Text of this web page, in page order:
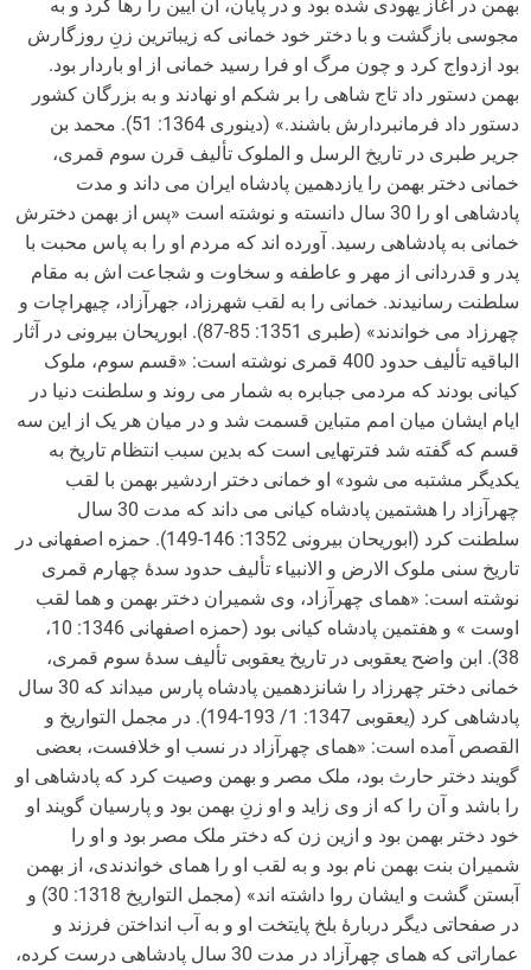
بهمن در آغاز یهودی شده بود و در پایان، آن آیین را رها کرد و به
مجوسی بازگشت و با دختر خود خمانی که زیباترین زنِ روزگارش
بود ازدواج کرد و چون مرگ او فرا رسید خمانی از او باردار بود.
بهمن دستور داد تاج شاهی را بر شکم او نهادند و به بزرگان کشور
دستور داد فرمانبردارش باشند.» (دینوری 1364: 51). محمد بن
جریر طبری در تاریخ الرسل و الملوک تألیف قرن سوم قمری،
خمانی دختر بهمن را یازدهمین پادشاه ایران می داند و مدت
پادشاهی او را 30 سال دانسته و نوشته است «پس از بهمن دخترش
خمانی به پادشاهی رسید. آورده اند که مردم او را به پاس محبت با
پدر و قدردانی از مهر و عاطفه و سخاوت و شجاعت اش به مقام
سلطنت رسانیدند. خمانی را به لقب شهرزاد، جهرآزاد، چیهراچات و
چهرزاد می خواندند» (طبری 1351: 85-87). ابوریحان بیرونی در آثار
الباقیه تألیف حدود 400 قمری نوشته است: «قسم سوم، ملوک
کیانی بودند که مردمی جبابره به شمار می روند و سلطنت دنیا در
ایام ایشان میان امم متباین قسمت شد و در میان هر یک از این سه
قسم که گفته شد فترت­هایی است که بدین سبب انتظام تاریخ به
یکدیگر مشتبه می شود» او خمانی دختر اردشیر بهمن با لقب
چهرآزاد را هشتمین پادشاه کیانی می داند که مدت 30 سال
سلطنت کرد (ابوریحان بیرونی 1352: 146-149). حمزه اصفهانی در
تاریخ سنی ملوک الارض و الانبیاء تألیف حدود سدۀ چهارم قمری
نوشته است: «همای چهرآزاد، وی شمیران دختر بهمن و هما لقب
اوست » و هفتمین پادشاه کیانی بود (حمزه اصفهانی 1346: 10،
38). ابن واضح یعقوبی در تاریخ یعقوبی تألیف سدۀ سوم قمری،
خمانی دختر چهرزاد را شانزدهمین پادشاه پارس می­داند که 30 سال
پادشاهی کرد (یعقوبی 1347: 1/ 193-194). در مجمل التواریخ و
القصص آمده است: «همای چهرآزاد در نسب او خلافست، بعضی
گویند دختر حارث بود، ملک مصر و بهمن وصیت کرد که پادشاهی او
را باشد و آن را که از وی زاید و او زنِ بهمن بود و پارسیان گویند او
خود دختر بهمن بود و ازین زن که دختر ملک مصر بود و او را
شمیران بنت بهمن نام بود و به لقب او را همای خواندندی، از بهمن
آبستن گشت و ایشان روا داشته اند» (مجمل التواریخ 1318: 30) و
در صفحاتی دیگر دربارۀ بلخ پایتخت او و به آب انداختن فرزند و
عماراتی که همای چهرآزاد در مدت 30 سال پادشاهی درست کرده،